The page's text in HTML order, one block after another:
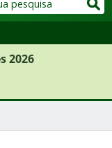
2026